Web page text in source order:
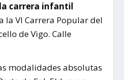
carrera infantil
la VI Carrera Popular del
de Vigo. Calle
modalidades absolutas